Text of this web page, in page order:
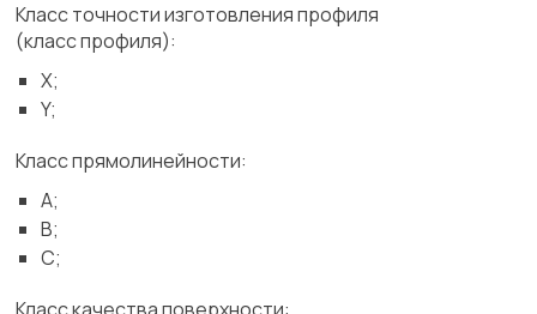
Класс точности изготовления профиля
(класс профиля):
Х;
Y;
Класс прямолинейности:
А;
В;
С;